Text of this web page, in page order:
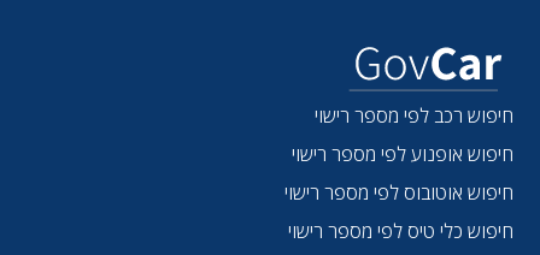
חיפוש רכב לפי מספר רישוי
חיפוש אופנוע לפי מספר רישוי
חיפוש אוטובוס לפי מספר רישוי
חיפוש כלי טיס לפי מספר רישוי